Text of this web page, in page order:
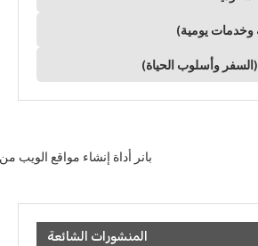
وخدمات يومية)
وأسلوب الحياة)
المنشورات الشائعة